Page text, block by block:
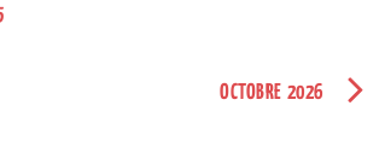
OCTOBRE 2026